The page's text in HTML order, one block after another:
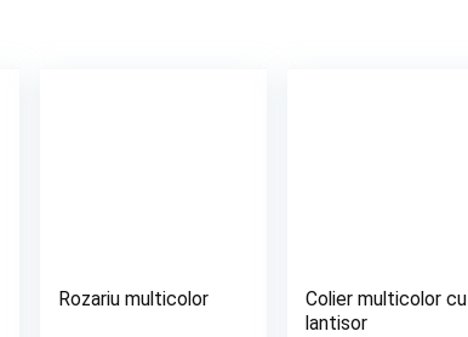
Rozariu multicolor
Colier multicolor cu
lantisor